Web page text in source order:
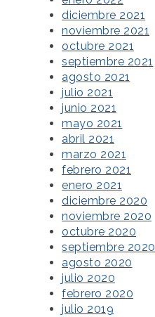
diciembre 2021
noviembre 2021
octubre 2021
septiembre 2021
agosto 2021
julio 2021
junio 2021
mayo 2021
abril 2021
marzo 2021
febrero 2021
enero 2021
diciembre 2020
noviembre 2020
octubre 2020
septiembre 2020
agosto 2020
julio 2020
febrero 2020
julio 2019